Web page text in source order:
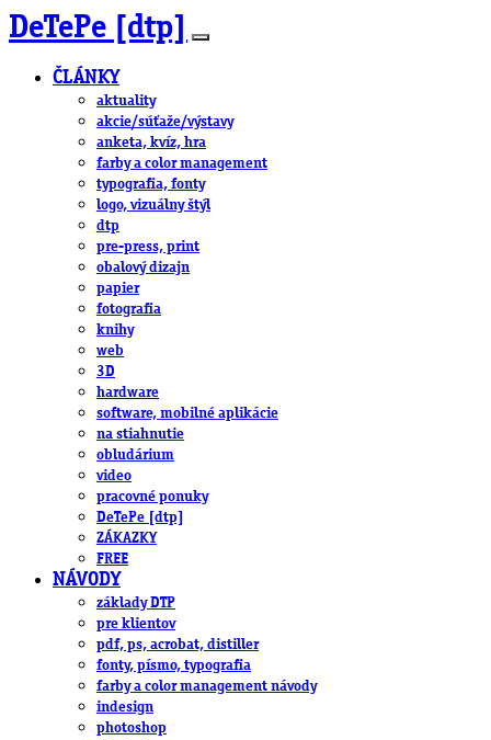
DeTePe [dtp]
ČLÁNKY
aktuality
akcie/súťaže/výstavy
anketa, kvíz, hra
farby a color management
typografia, fonty
logo, vizuálny štýl
dtp
pre-press, print
obalový dizajn
papier
fotografia
knihy
web
3D
hardware
software, mobilné aplikácie
na stiahnutie
obludárium
video
pracovné ponuky
DeTePe [dtp]
ZÁKAZKY
FREE
NÁVODY
základy DTP
pre klientov
pdf, ps, acrobat, distiller
fonty, písmo, typografia
farby a color management návody
indesign
photoshop